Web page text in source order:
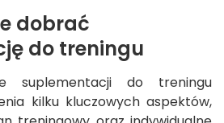
dobrać
do treningu
suplementacji do treningu
kilku kluczowych aspektów,